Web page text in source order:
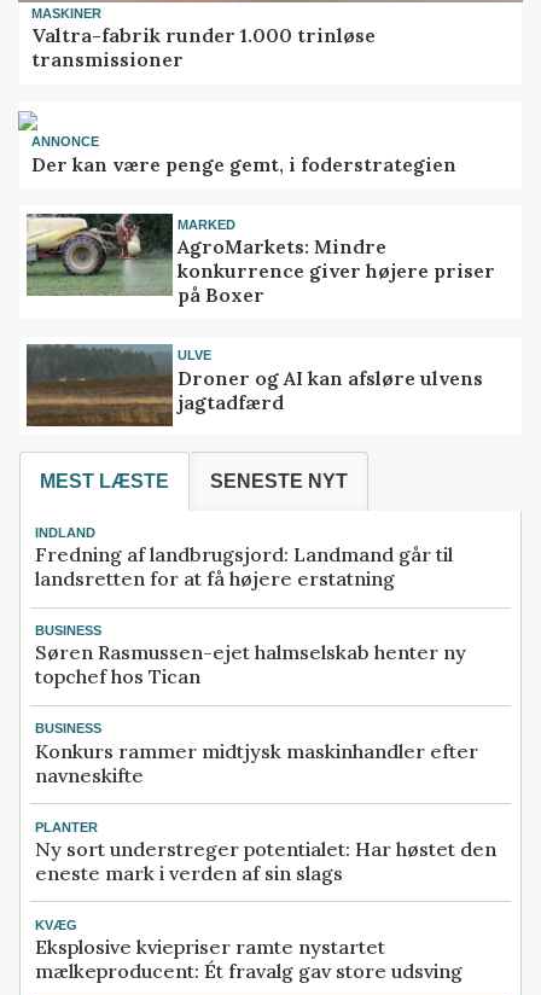
MASKINER
Valtra-fabrik runder 1.000 trinløse
transmissioner
ANNONCE
Der kan være penge gemt, i foderstrategien
MARKED
AgroMarkets: Mindre
konkurrence giver højere priser
på Boxer
ULVE
Droner og AI kan afsløre ulvens
jagtadfærd
MEST LÆSTE SENESTE NYT
INDLAND
Fredning af landbrugsjord: Landmand går til
landsretten for at få højere erstatning
BUSINESS
Søren Rasmussen-ejet halmselskab henter ny
topchef hos Tican
BUSINESS
Konkurs rammer midtjysk maskinhandler efter
navneskifte
PLANTER
Ny sort understreger potentialet: Har høstet den
eneste mark i verden af sin slags
KVÆG
Eksplosive kviepriser ramte nystartet
mælkeproducent: Ét fravalg gav store udsving